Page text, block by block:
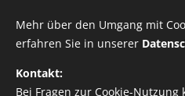
Mehr über den Umgang mit
erfahren Sie in unserer
Kontakt:
Bei Fragen zur Cookie-